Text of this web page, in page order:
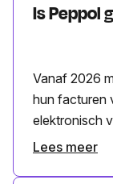
Is Peppol
Vanaf 2026
hun facturen
elektronisch
Lees meer